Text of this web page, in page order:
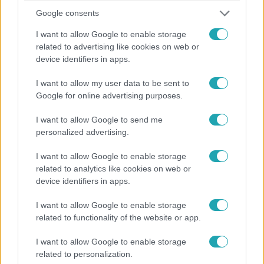
Google consents
I want to allow Google to enable storage
related to advertising like cookies on web or
device identifiers in apps.
I want to allow my user data to be sent to
Google for online advertising purposes.
I want to allow Google to send me
personalized advertising.
I want to allow Google to enable storage
related to analytics like cookies on web or
device identifiers in apps.
I want to allow Google to enable storage
related to functionality of the website or app.
I want to allow Google to enable storage
related to personalization.
Perness Norbert kihasználta, amikor új jelöltje, Kriszta
csókot is lopott a Határtalan szerelemben.
Határtalan szerelem
2025. május 13. 6:00
Norbert: „Olyanok vagyunk, mint borsó meg a
traktor”